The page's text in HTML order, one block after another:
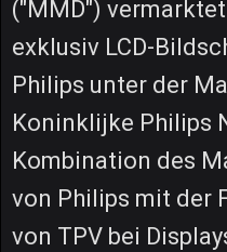
("MMD")
exklusiv LCD-
Philips unter der
Koninklijke Philips
Kombination des
von Philips mit der
von TPV bei